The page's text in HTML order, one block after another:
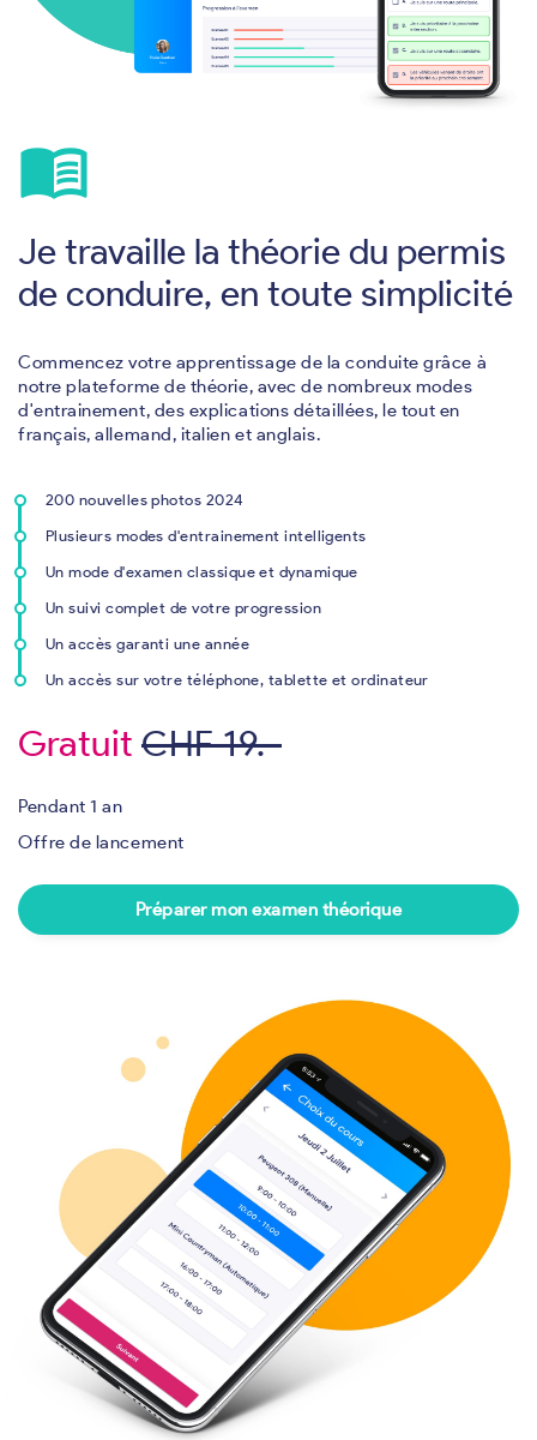
menu_book
Je travaille la théorie du permis
de conduire, en toute simplicité
Commencez votre apprentissage de la conduite grâce à
notre plateforme de théorie, avec de nombreux modes
d'entrainement, des explications détaillées, le tout en
français, allemand, italien et anglais.
200 nouvelles photos 2024
Plusieurs modes d'entrainement intelligents
Un mode d'examen classique et dynamique
Un suivi complet de votre progression
Un accès garanti une année
Un accès sur votre téléphone, tablette et ordinateur
Gratuit CHF 19.-
Pendant 1 an
Offre de lancement
Préparer mon examen théorique